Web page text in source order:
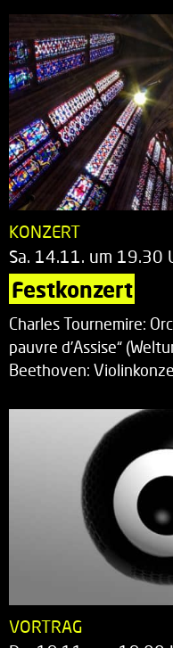
KONZERT
Sa. 14.11. um 19.30
Festkonzert
Charles Tournemire:
pauvre d’Assise“
Beethoven:
VORTRAG